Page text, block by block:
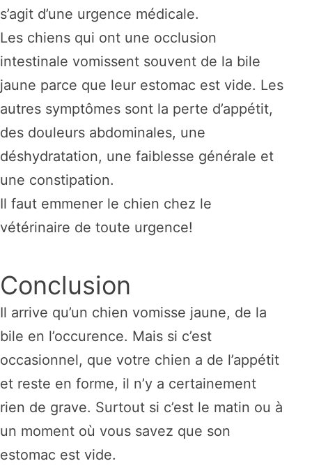
s’agit d’une urgence médicale.
Les chiens qui ont une occlusion
intestinale vomissent souvent de la bile
jaune parce que leur estomac est vide. Les
autres symptômes sont la perte d’appétit,
des douleurs abdominales, une
déshydratation, une faiblesse générale et
une constipation.
Il faut emmener le chien chez le
vétérinaire de toute urgence!
Conclusion
Il arrive qu’un chien vomisse jaune, de la
bile en l’occurence. Mais si c’est
occasionnel, que votre chien a de l’appétit
et reste en forme, il n’y a certainement
rien de grave. Surtout si c’est le matin ou à
un moment où vous savez que son
estomac est vide.